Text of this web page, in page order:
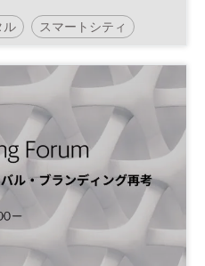
ル スマートシティ